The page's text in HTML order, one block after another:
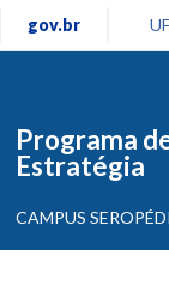
gov.br
Programa
Estratégia
CAMPUS